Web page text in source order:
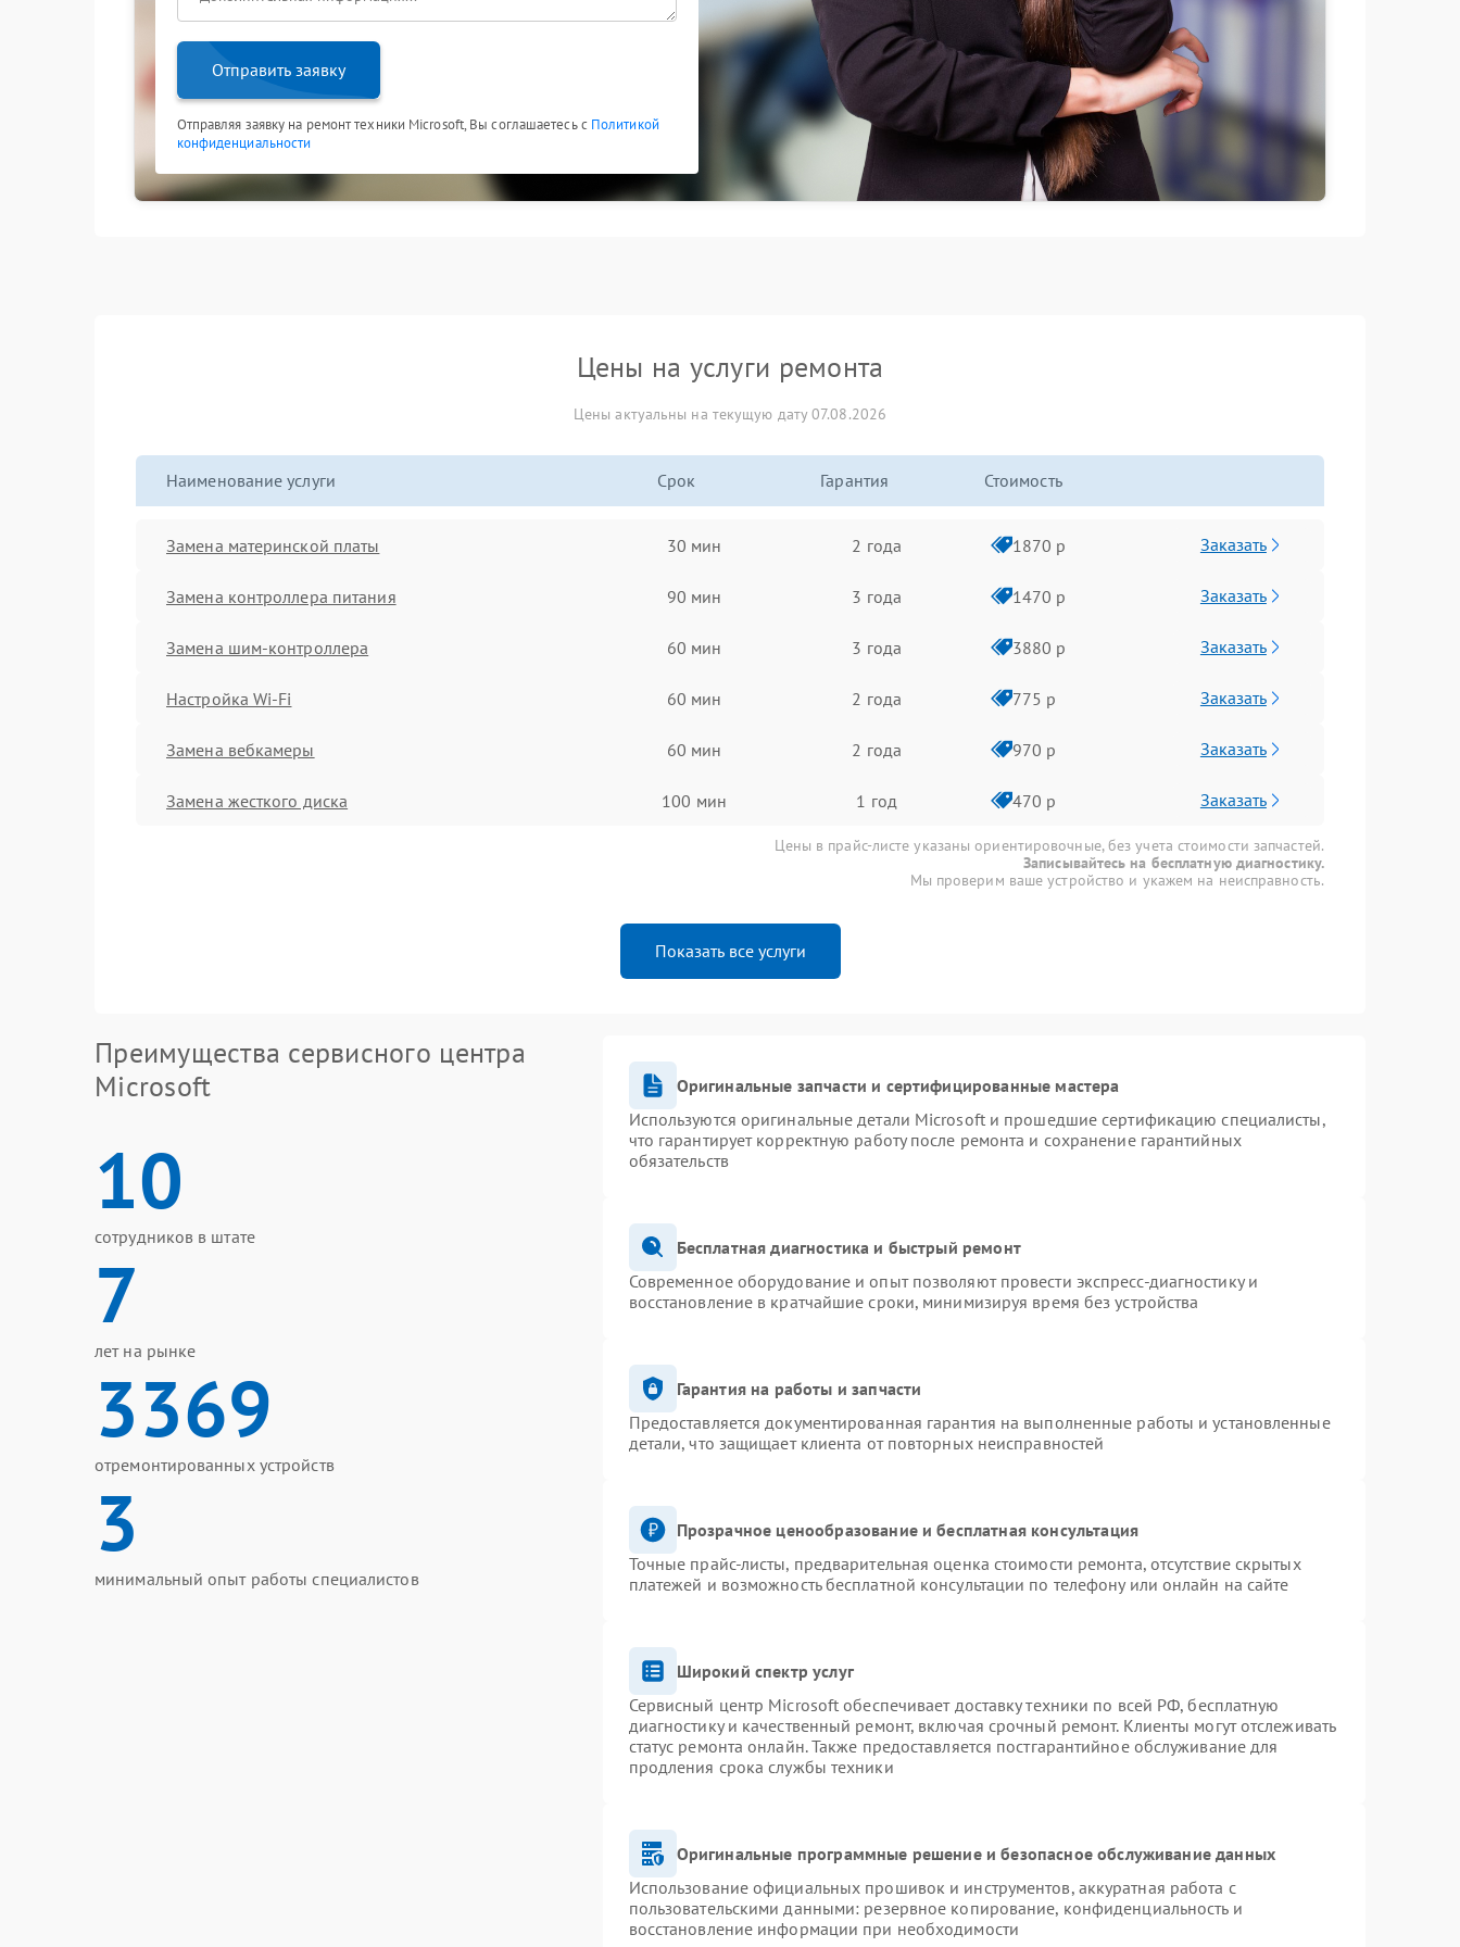
Отправить заявку
Отправляя заявку на ремонт техники Microsoft, Вы соглашаетесь с Политикой
конфиденциальности
Цены на услуги ремонта
Цены актуальны на текущую дату 07.08.2026
Наименование услуги Срок Гарантия Стоимость
Замена материнской платы 30 мин 2 года 1870 р Заказать
Замена контроллера питания 90 мин 3 года 1470 р Заказать
Замена шим-контроллера 60 мин 3 года 3880 р Заказать
Настройка Wi-Fi 60 мин 2 года 775 р Заказать
Замена вебкамеры 60 мин 2 года 970 р Заказать
Замена жесткого диска 100 мин 1 год 470 р Заказать
Цены в прайс-листе указаны ориентировочные, без учета стоимости запчастей.
Записывайтесь на бесплатную диагностику.
Мы проверим ваше устройство и укажем на неисправность.
Показать все услуги
Преимущества сервисного центра
Microsoft
10
сотрудников в штате
7
лет на рынке
3369
отремонтированных устройств
3
минимальный опыт работы специалистов
Оригинальные запчасти и сертифицированные мастера
Используются оригинальные детали Microsoft и прошедшие сертификацию специалисты,
что гарантирует корректную работу после ремонта и сохранение гарантийных
обязательств
Бесплатная диагностика и быстрый ремонт
Современное оборудование и опыт позволяют провести экспресс-диагностику и
восстановление в кратчайшие сроки, минимизируя время без устройства
Гарантия на работы и запчасти
Предоставляется документированная гарантия на выполненные работы и установленные
детали, что защищает клиента от повторных неисправностей
Прозрачное ценообразование и бесплатная консультация
Точные прайс-листы, предварительная оценка стоимости ремонта, отсутствие скрытых
платежей и возможность бесплатной консультации по телефону или онлайн на сайте
Широкий спектр услуг
Сервисный центр Microsoft обеспечивает доставку техники по всей РФ, бесплатную
диагностику и качественный ремонт, включая срочный ремонт. Клиенты могут отслеживать
статус ремонта онлайн. Также предоставляется постгарантийное обслуживание для
продления срока службы техники
Оригинальные программные решение и безопасное обслуживание данных
Использование официальных прошивок и инструментов, аккуратная работа с
пользовательскими данными: резервное копирование, конфиденциальность и
восстановление информации при необходимости